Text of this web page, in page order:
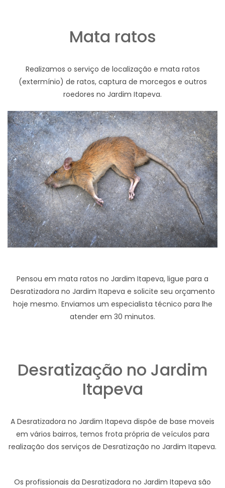
Mata ratos
Realizamos o serviço de localização e mata ratos
(extermínio) de ratos, captura de morcegos e outros
roedores no Jardim Itapeva.
Pensou em mata ratos no Jardim Itapeva, ligue para a
Desratizadora no Jardim Itapeva e solicite seu orçamento
hoje mesmo. Enviamos um especialista técnico para lhe
atender em 30 minutos.
Desratização no Jardim
Itapeva
A Desratizadora no Jardim Itapeva dispõe de base moveis
em vários bairros, temos frota própria de veículos para
realização dos serviços de Desratização no Jardim Itapeva.
Os profissionais da Desratizadora no Jardim Itapeva são